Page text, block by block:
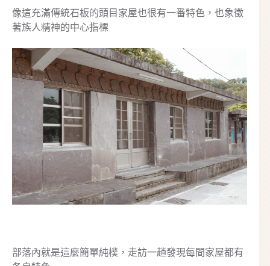
頭目在部落中有著貴族中崇高地位，很多部落大小事都
須經由頭目來領導
像這充滿傳統石板的頭目家屋也很有一番特色，也象徵
著族人精神的中心指標